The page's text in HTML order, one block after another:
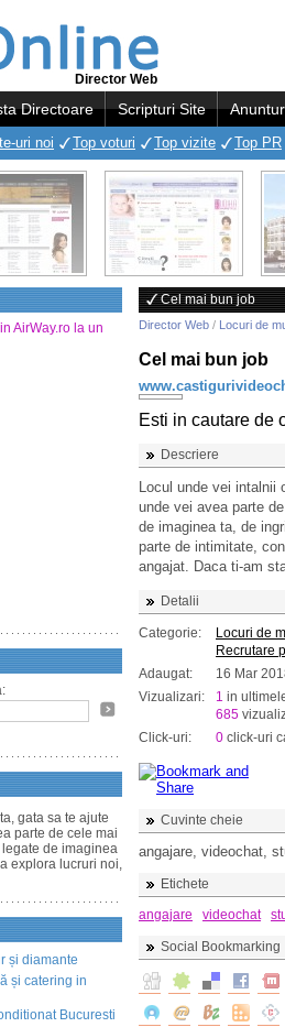
Director Web
Directoare Scripturi Site
uri noi Top voturi Top vizite Top PR
AirWay.ro la un
gata sa te ajute
parte de cele mai
de imaginea
explora lucruri noi,
și diamante
și catering in
Bucuresti
Cel mai bun job
Director Web / Locuri de
Cel mai bun job
Esti in cautare de
Descriere
Locul unde vei intalnii
unde vei avea parte
de imaginea ta, de
parte de intimitate,
angajat. Daca ti-am
Detalii
Categorie:
Locuri de
Recrutare
Adaugat:
16 Mar
Vizualizari:
1 in
685
Click-uri:
0 click-uri
Cuvinte cheie
angajare, videochat,
Etichete
angajare
videochat
Social Bookmarking